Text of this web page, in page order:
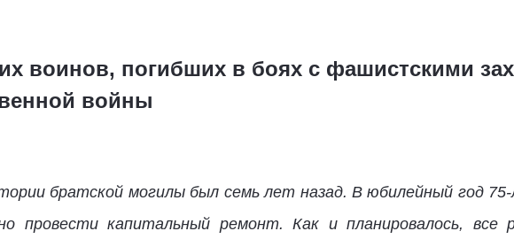
воинов, погибших в боях с фашистскими
войны
братской могилы был семь лет назад. В юбилейный год
провести капитальный ремонт. Как и планировалось, все